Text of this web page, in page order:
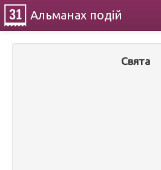
Альманах подій
Свята